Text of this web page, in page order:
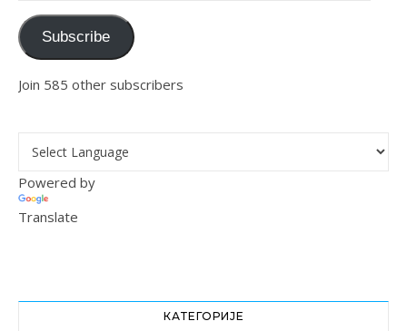
Subscribe
Join 585 other subscribers
Powered by
Translate
КАТЕГОРИЈЕ